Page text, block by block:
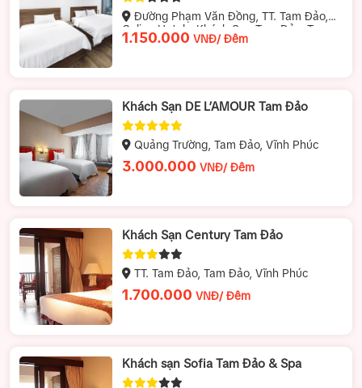
Đường Phạm Văn Đồng, TT. Tam Đảo,
Celina Hotel - Khách Sạn Tam Đảo, Tam
Đảo, Tam Đảo (Vĩnh Phúc), Việt Nam
1.150.000 VNĐ/ Đêm
Khách Sạn DE L’AMOUR Tam Đảo
Quảng Trường, Tam Đảo, Vĩnh Phúc
3.000.000 VNĐ/ Đêm
Khách Sạn Century Tam Đảo
TT. Tam Đảo, Tam Đảo, Vĩnh Phúc
1.700.000 VNĐ/ Đêm
Khách sạn Sofia Tam Đảo & Spa